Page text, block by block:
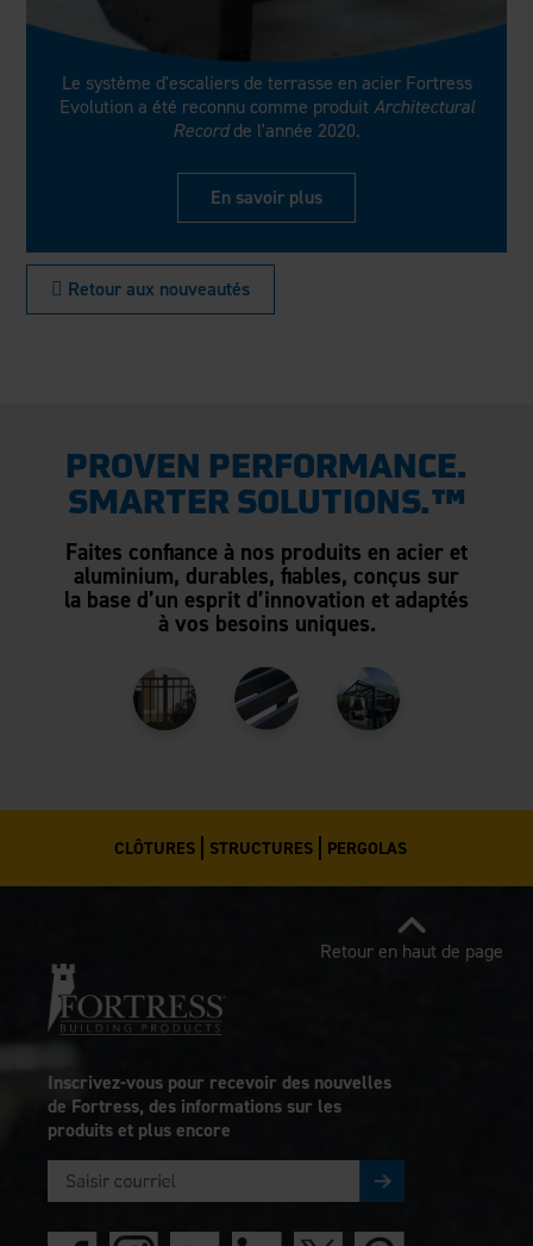
Le système d'escaliers de terrasse en acier Fortress
Evolution a été reconnu comme produitArchitectural
Recordde l'année 2020.
En savoir plus
 Retour aux nouveautés
PROVEN PERFORMANCE.
SMARTER SOLUTIONS.™
Faites confiance à nos produits en acier et
aluminium, durables, fiables, conçus sur
la base d’un esprit d’innovation et adaptés
à vos besoins uniques.
CLÔTURES STRUCTURES PERGOLAS
Inscrivez-vous pour recevoir des nouvelles
de Fortress, des informations sur les
produits et plus encore
Retour en haut de page